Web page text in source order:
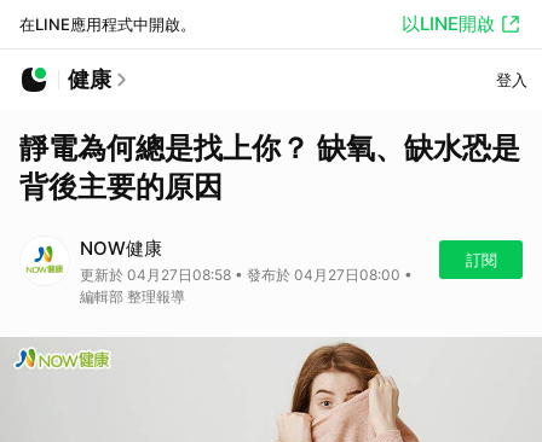
在LINE應用程式中開啟。 以LINE開啟
健康 登入
靜電為何總是找上你？ 缺氧、缺水恐是
背後主要的原因
NOW健康
更新於 04月27日08:58 • 發布於 04月27日08:00 •
編輯部 整理報導
訂閱